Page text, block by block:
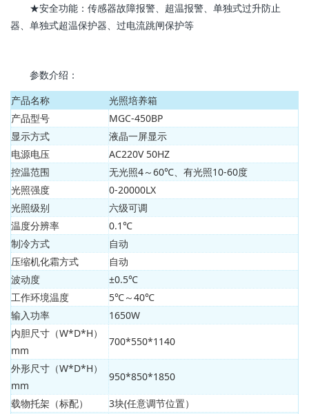
★安全功能：传感器故障报警、超温报警、单独式过升防止
器、单独式超温保护器、过电流跳闸保护等
参数介绍：
产品名称
光照培养箱
产品型号
MGC-450BP
显示方式
液晶一屏显示
电源电压
AC220V 50HZ
控温范围
无光照4～60℃、有光照10-60度
光照强度
0-20000LX
光照级别
六级可调
温度分辨率
0.1℃
制冷方式
自动
压缩机化霜方式
自动
波动度
±0.5℃
工作环境温度
5℃～40℃
输入功率
1650W
内胆尺寸（W*D*H）
mm
700*550*1140
外形尺寸（W*D*H）
mm
950*850*1850
载物托架（标配）
3块(任意调节位置）